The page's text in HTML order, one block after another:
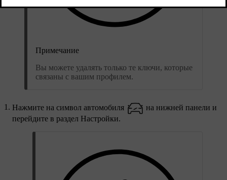
Примечание
Вы можете удалять только те ключи, которые
связаны с вашим профилем.
Нажмите на символ автомобиля
на нижней панели и
перейдите в раздел Настройки.